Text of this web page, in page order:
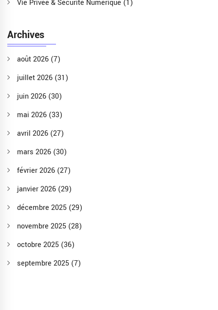
Vie Privée & Sécurité Numérique (1)
Archives
août 2026 (7)
juillet 2026 (31)
juin 2026 (30)
mai 2026 (33)
avril 2026 (27)
mars 2026 (30)
février 2026 (27)
janvier 2026 (29)
décembre 2025 (29)
novembre 2025 (28)
octobre 2025 (36)
septembre 2025 (7)